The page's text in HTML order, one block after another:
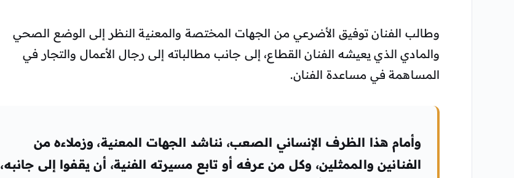
وطالب الفنان توفيق الأضرعي من الجهات المختصة والمعنية النظر إلى الوضع الصحي
والمادي الذي يعيشه الفنان القطاع، إلى جانب مطالباته إلى رجال الأعمال والتجار في
المساهمة في مساعدة الفنان.
وأمام هذا الظرف الإنساني الصعب، نناشد الجهات المعنية، وزملاءه من
الفنانين والممثلين، وكل من عرفه أو تابع مسيرته الفنية، أن يقفوا إلى جانبه،